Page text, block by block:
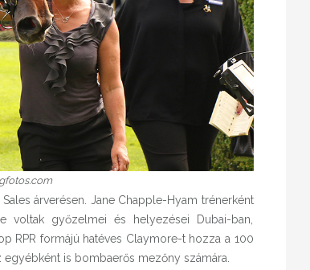
árverésen. Jane Chapple-Hyam trénerként
voltak győzelmei és helyezései Dubai-ban,
RPR formájú hatéves Claymore-t hozza a 100
is bombaerős mezőny számára.